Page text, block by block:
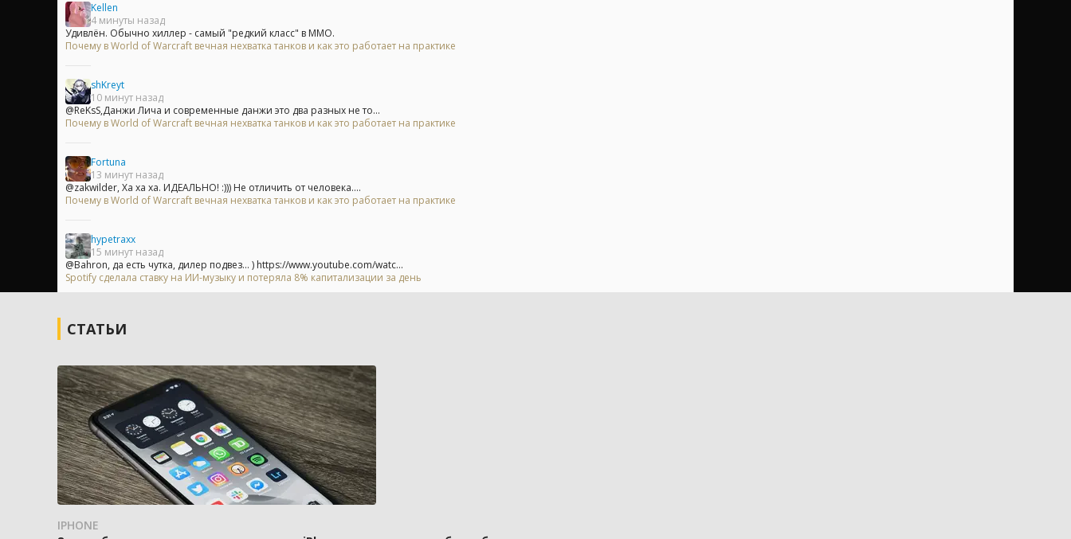
Kellen
4 минуты назад
Удивлён. Обычно хиллер - самый "редкий класс" в ММО.
Почему в World of Warcraft вечная нехватка танков и как это работает на практике
shKreyt
10 минут назад
@ReKsS,Данжи Лича и современные данжи это два разных не то...
Почему в World of Warcraft вечная нехватка танков и как это работает на практике
Fortuna
13 минут назад
@zakwilder, Ха ха ха. ИДЕАЛЬНО! :))) Не отличить от человека....
Почему в World of Warcraft вечная нехватка танков и как это работает на практике
hypetraxx
15 минут назад
@Bahron, да есть чутка, дилер подвез... ) https://www.youtube.com/watc...
Spotify сделала ставку на ИИ-музыку и потеряла 8% капитализации за день
СТАТЬИ
IPHONE